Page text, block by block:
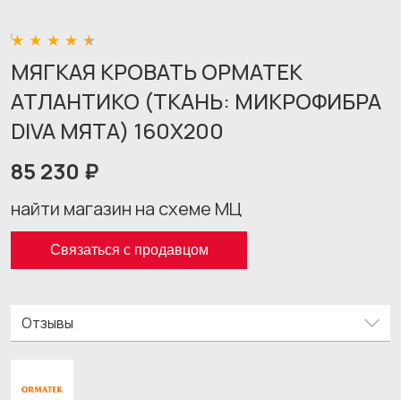
МЯГКАЯ КРОВАТЬ ОРМАТЕК
АТЛАНТИКО (ТКАНЬ: МИКРОФИБРА
DIVA МЯТА) 160X200
85 230 ₽
найти магазин на схеме МЦ
Связаться с продавцом
Отзывы